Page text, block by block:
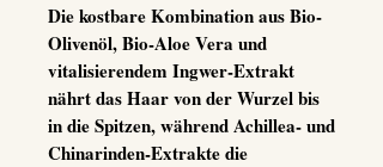
Diekostbare Kombination aus Bio-
Olivenöl, Bio-Aloe Vera und
vitalisierendem Ingwer-Extrakt
nährt das Haar von der Wurzel bis
in die Spitzen, währendAchillea- und
Chinarinden-Extraktedie